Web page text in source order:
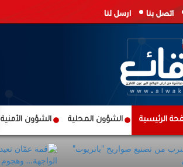
اتصل بنا ارسل لنا
الرئيسية الشؤون المحلية الشؤون الأمنية